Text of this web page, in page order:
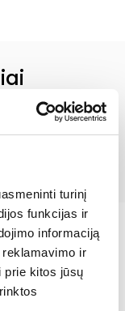
turinį
funkcijas ir
informaciją
ir
prie kitos jūsų